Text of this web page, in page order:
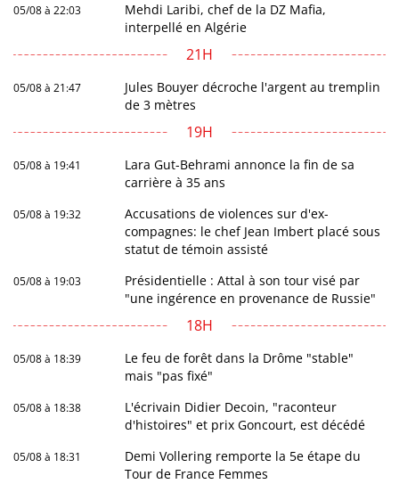
05/08 à 22:03
Mehdi Laribi, chef de la DZ Mafia,
interpellé en Algérie
21H
05/08 à 21:47
Jules Bouyer décroche l'argent au tremplin
de 3 mètres
19H
05/08 à 19:41
Lara Gut-Behrami annonce la fin de sa
carrière à 35 ans
05/08 à 19:32
Accusations de violences sur d'ex-
compagnes: le chef Jean Imbert placé sous
statut de témoin assisté
05/08 à 19:03
Présidentielle : Attal à son tour visé par
"une ingérence en provenance de Russie"
18H
05/08 à 18:39
Le feu de forêt dans la Drôme "stable"
mais "pas fixé"
05/08 à 18:38
L'écrivain Didier Decoin, "raconteur
d'histoires" et prix Goncourt, est décédé
05/08 à 18:31
Demi Vollering remporte la 5e étape du
Tour de France Femmes